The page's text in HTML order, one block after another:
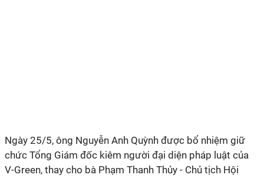
Ngày 25/5, ông Nguyễn Anh Quỳnh được bổ nhiệm giữ
chức Tổng Giám đốc kiêm người đại diện pháp luật của
V-Green, thay cho bà Phạm Thanh Thủy - Chủ tịch Hội